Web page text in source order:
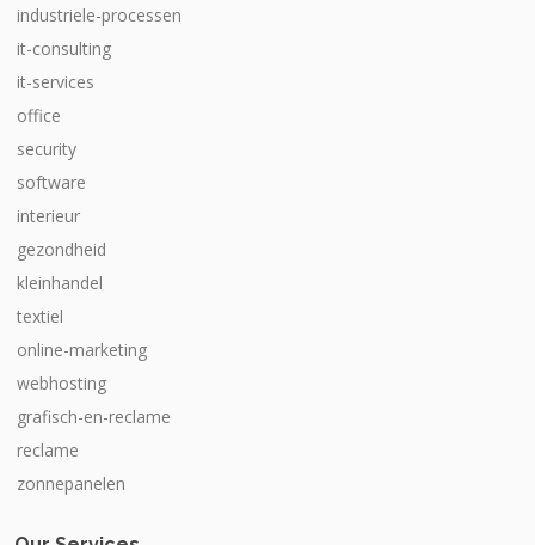
industriele-processen
it-consulting
it-services
office
security
software
interieur
gezondheid
kleinhandel
textiel
online-marketing
webhosting
grafisch-en-reclame
reclame
zonnepanelen